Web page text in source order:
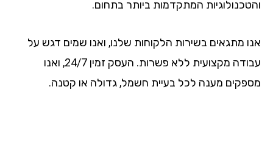
המתקדמות ביותר בתחום.
מתגאים בשירות הלקוחות שלנו, ואנו שמים דגש על
עבודה מקצועית ללא פשרות. העסק זמין 24/7, ואנו
מענה לכל בעיית חשמל, גדולה או קטנה.